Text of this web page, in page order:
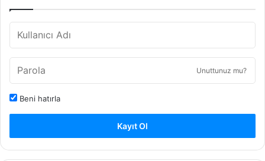
Unuttunuz mu?
Beni hatırla
Kayıt Ol